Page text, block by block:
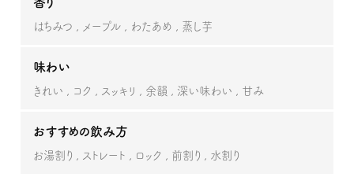
香り
はちみつ メープル わたあめ 蒸し芋
味わい
きれい コク スッキリ 余韻 深い味わい 甘み
おすすめの飲み方
お湯割り ストレート ロック 前割り 水割り